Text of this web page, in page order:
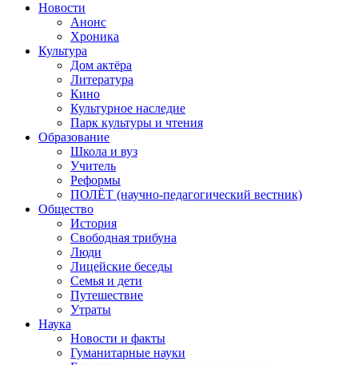
Новости
Анонс
Хроника
Культура
Дом актёра
Литература
Кино
Культурное наследие
Парк культуры и чтения
Образование
Школа и вуз
Учитель
Реформы
ПОЛЁТ (научно-педагогический вестник)
Общество
История
Свободная трибуна
Люди
Лицейские беседы
Семья и дети
Путешествие
Утраты
Наука
Новости и факты
Гуманитарные науки